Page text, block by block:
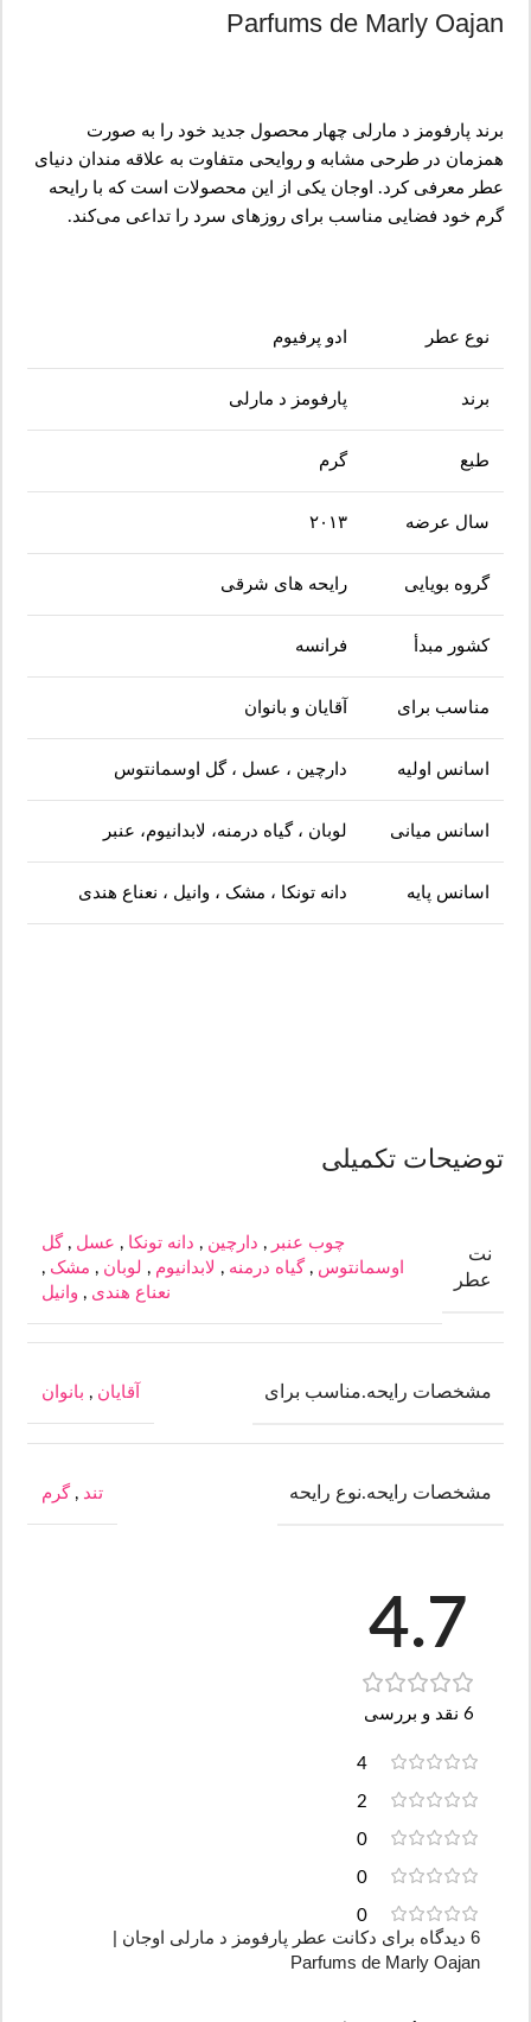
Parfums de Marly Oajan
برند پارفومز د مارلی چهار محصول جدید خود را به صورت
همزمان در طرحی مشابه و روایحی متفاوت به علاقه مندان دنیای
عطر معرفی کرد. اوجان یکی از این محصولات است که با رایحه
گرم خود فضایی مناسب برای روزهای سرد را تداعی می‌کند.
نوع عطر ادو پرفیوم
برند پارفومز د مارلی
طبع گرم
سال عرضه ۲۰۱۳
گروه بویایی رایحه های شرقی
کشور مبدأ فرانسه
مناسب برای آقایان و بانوان
اسانس اولیه دارچین ، عسل ، گل اوسمانتوس
اسانس میانی لوبان ، گیاه درمنه، لابدانیوم، عنبر
اسانس پایه دانه تونکا ، مشک ، وانیل ، نعناع هندی
توضیحات تکمیلی
نت
عطر
چوب عنبر , دارچین , دانه تونکا , عسل , گل
اوسمانتوس , گیاه درمنه , لابدانیوم , لوبان , مشک ,
نعناع هندی , وانیل
مشخصات رایحه.مناسب برای آقایان , بانوان
مشخصات رایحه.نوع رایحه تند , گرم
4.7
6 نقد و بررسی
4
2
0
0
0
6 دیدگاه برای
دکانت عطر پارفومز د مارلی اوجان |
Parfums de Marly Oajan